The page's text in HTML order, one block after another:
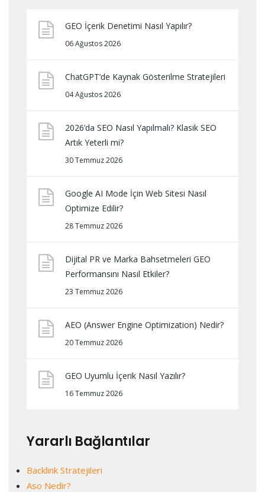
GEO İçerik Denetimi Nasıl Yapılır?
06 Ağustos 2026
ChatGPT’de Kaynak Gösterilme Stratejileri
04 Ağustos 2026
2026’da SEO Nasıl Yapılmalı? Klasik SEO
Artık Yeterli mi?
30 Temmuz 2026
Google AI Mode İçin Web Sitesi Nasıl
Optimize Edilir?
28 Temmuz 2026
Dijital PR ve Marka Bahsetmeleri GEO
Performansını Nasıl Etkiler?
23 Temmuz 2026
AEO (Answer Engine Optimization) Nedir?
20 Temmuz 2026
GEO Uyumlu İçerik Nasıl Yazılır?
16 Temmuz 2026
Yararlı Bağlantılar
Backlink Stratejileri
Aso Nedir?